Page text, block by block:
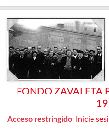
FONDO ZAVALETA
Acceso restringido: Inicie